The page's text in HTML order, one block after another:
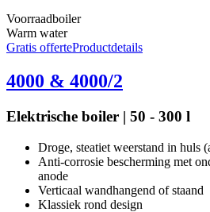
Voorraadboiler
Warm water
Gratis offerteProductdetails
4000 & 4000/2
Elektrische boiler | 50 - 300 l
Droge, steatiet weerstand in huls
Anti-corrosie bescherming met
anode
Verticaal wandhangend of staand
Klassiek rond design